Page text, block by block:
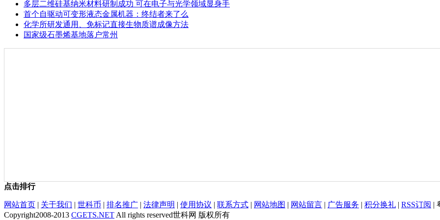
多层二维硅基纳米材料研制成功 可在电子与光学领域显身手
首个自驱动可变形液态金属机器：终结者来了么
化学所研发通用、免标记直接生物质谱成像方法
国家级石墨烯基地落户常州
点击排行
网站首页 | 关于我们 | 世科币 | 排名推广 | 法律声明 | 使用协议 | 联系方式 | 网站地图 | 网站留言 | 广告服务 | 积分换礼 | RSS订阅 |
Copyright2008-2013 CGETS.NET All rights reserved世科网 版权所有